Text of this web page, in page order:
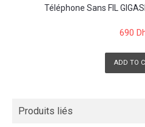
Téléphone Sans FIL
690
ADD TO
Produits liés